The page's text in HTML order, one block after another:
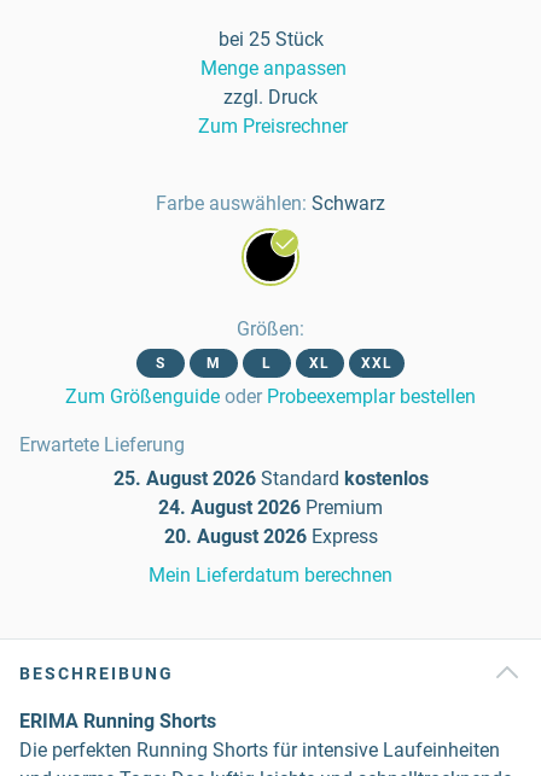
bei 25 Stück
Menge anpassen
zzgl. Druck
Zum Preisrechner
Farbe auswählen: Schwarz
Größen:
S M L XL XXL
Zum Größenguide oder Probeexemplar bestellen
Erwartete Lieferung
25. August 2026 Standard kostenlos
24. August 2026 Premium
20. August 2026 Express
Mein Lieferdatum berechnen
BESCHREIBUNG
ERIMA Running Shorts
Die perfekten Running Shorts für intensive Laufeinheiten